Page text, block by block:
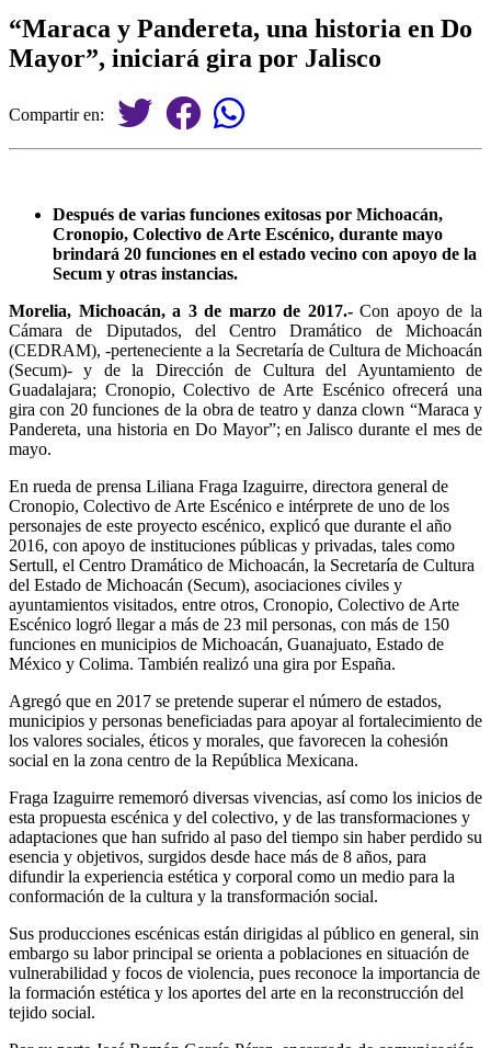
“Maraca y Pandereta, una historia en Do
Mayor”, iniciará gira por Jalisco
Compartir en:
Después de varias funciones exitosas por Michoacán,
Cronopio, Colectivo de Arte Escénico, durante mayo
brindará 20 funciones en el estado vecino con apoyo de la
Secum y otras instancias.
Morelia, Michoacán, a 3 de marzo de 2017.-Con apoyo de la
Cámara de Diputados, del Centro Dramático de Michoacán
(CEDRAM), -perteneciente a la Secretaría de Cultura de Michoacán
(Secum)- y de la Dirección de Cultura del Ayuntamiento de
Guadalajara; Cronopio, Colectivo de Arte Escénico ofrecerá una
gira con 20 funciones de la obra de teatro y danza clown “Maraca y
Pandereta, una historia en Do Mayor”; en Jalisco durante el mes de
mayo.
En rueda de prensa Liliana Fraga Izaguirre, directora general de
Cronopio, Colectivo de Arte Escénico e intérprete de uno de los
personajes de este proyecto escénico, explicó que durante el año
2016, con apoyo de instituciones públicas y privadas, tales como
Sertull, el Centro Dramático de Michoacán, la Secretaría de Cultura
del Estado de Michoacán (Secum), asociaciones civiles y
ayuntamientos visitados, entre otros, Cronopio, Colectivo de Arte
Escénico logró llegar a más de 23 mil personas, con más de 150
funciones en municipios de Michoacán, Guanajuato, Estado de
México y Colima. También realizó una gira por España.
Agregó que en 2017 se pretende superar el número de estados,
municipios y personas beneficiadas para apoyar al fortalecimiento de
los valores sociales, éticos y morales, que favorecen la cohesión
social en la zona centro de la República Mexicana.
Fraga Izaguirre rememoró diversas vivencias, así como los inicios de
esta propuesta escénica y del colectivo, y de las transformaciones y
adaptaciones que han sufrido al paso del tiempo sin haber perdido su
esencia y objetivos, surgidos desde hace más de 8 años, para
difundir la experiencia estética y corporal como un medio para la
conformación de la cultura y la transformación social.
Sus producciones escénicas están dirigidas al público en general, sin
embargo su labor principal se orienta a poblaciones en situación de
vulnerabilidad y focos de violencia, pues reconoce la importancia de
la formación estética y los aportes del arte en la reconstrucción del
tejido social.